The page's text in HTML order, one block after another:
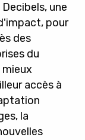
une
pour
des
du
accès à
la